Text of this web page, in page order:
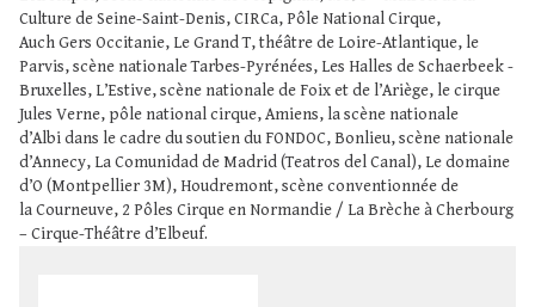
Culture de Seine-Saint-Denis, CIRCa, Pôle National Cirque,
Auch Gers Occitanie, Le Grand T, théâtre de Loire-Atlantique, le
Parvis, scène nationale Tarbes-Pyrénées, Les Halles de Schaerbeek -
Bruxelles, L’Estive, scène nationale de Foix et de l’Ariège, le cirque
Jules Verne, pôle national cirque, Amiens, la scène nationale
d’Albi dans le cadre du soutien du FONDOC, Bonlieu, scène nationale
d’Annecy, La Comunidad de Madrid (Teatros del Canal), Le domaine
d’O (Montpellier 3M), Houdremont, scène conventionnée de
la Courneuve, 2 Pôles Cirque en Normandie / La Brèche à Cherbourg
– Cirque-Théâtre d’Elbeuf.